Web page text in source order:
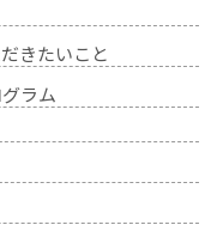
きたいこと
ラム